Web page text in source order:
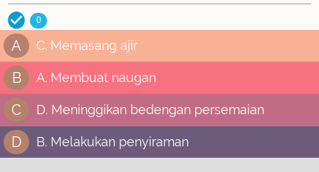
0
A C. Memasang ajir
B A. Membuat naugan
C D. Meninggikan bedengan persemaian
D B. Melakukan penyiraman